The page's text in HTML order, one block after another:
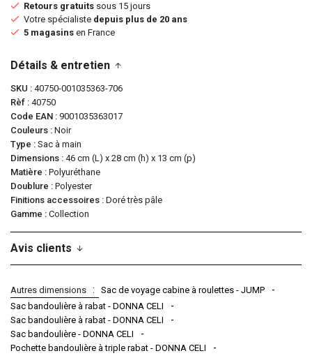
Retours gratuits sous 15 jours
Votre spécialiste depuis plus de 20 ans
5 magasins en France
Détails & entretien
SKU
40750-001035363-706
Rèf 40750
Code EAN 9001035363017
Couleurs Noir
Type
Sac à main
Dimensions 46 cm (L) x 28 cm (h) x 13 cm (p)
Matière
Polyuréthane
Doublure
Polyester
Finitions accessoires Doré très pâle
Gamme
Collection
Avis clients
Autres dimensions
Sac de voyage cabine à roulettes - JUMP
Sac bandoulière à rabat - DONNA CELI
Sac bandoulière à rabat - DONNA CELI
Sac bandoulière - DONNA CELI
Pochette bandoulière à triple rabat - DONNA CELI